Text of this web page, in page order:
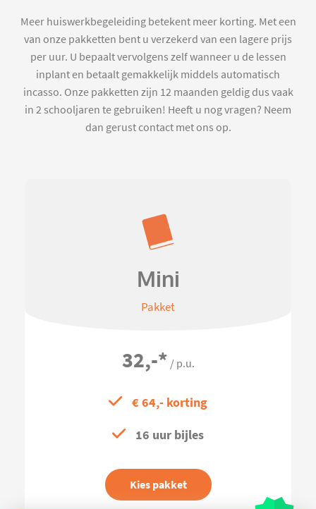
Meer huiswerkbegeleiding betekent meer korting. Met een
van onze pakketten bent u verzekerd van een lagere prijs
per uur. U bepaalt vervolgens zelf wanneer u de lessen
inplant en betaalt gemakkelijk middels automatisch
incasso. Onze pakketten zijn 12 maanden geldig dus vaak
in 2 schooljaren te gebruiken! Heeft u nog vragen? Neem
dan gerust contact met ons op.
Mini
Pakket
32,-* / p.u.
€ 64,- korting
16 uur bijles
Kies pakket